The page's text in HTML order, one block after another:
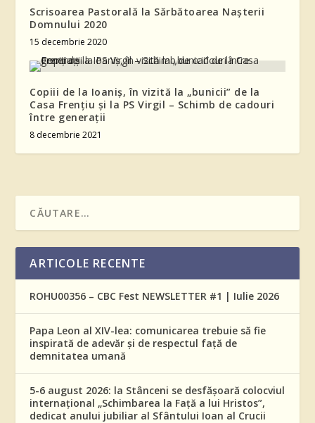
Scrisoarea Pastorală la Sărbătoarea Nașterii
Domnului 2020
15 decembrie 2020
Copiii de la Ioaniș, în vizită la „bunicii” de la
Casa Frențiu și la PS Virgil – Schimb de cadouri
între generații
8 decembrie 2021
ARTICOLE RECENTE
ROHU00356 – CBC Fest NEWSLETTER #1 | Iulie 2026
Papa Leon al XIV-lea: comunicarea trebuie să fie
inspirată de adevăr și de respectul față de
demnitatea umană
5-6 august 2026: la Stânceni se desfășoară colocviul
internațional „Schimbarea la Față a lui Hristos”,
dedicat anului jubiliar al Sfântului Ioan al Crucii